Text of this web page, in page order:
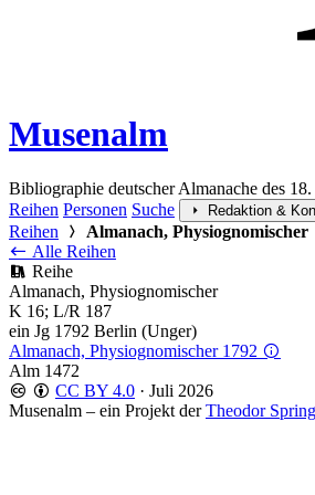
Musenalm
Bibliographie deutscher Almanache des
Reihen Personen Suche Redaktion &
Reihen
Almanach, Physiognomischer
Alle Reihen
Reihe
Almanach, Physiognomischer
K 16; L/R 187
ein Jg 1792 Berlin (Unger)
Almanach, Physiognomischer 1792
Alm 1472
CC BY 4.0 · Juli 2026
Musenalm – ein Projekt der Theodor